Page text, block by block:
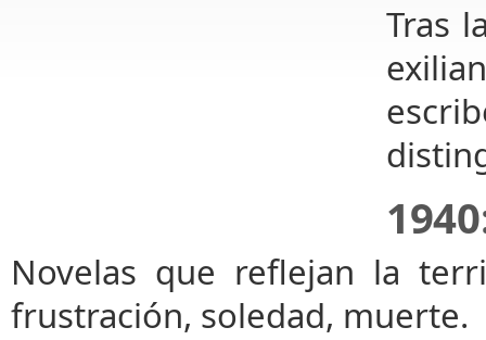
Tras
Novelas que reflejan la
frustración, soledad, muerte.